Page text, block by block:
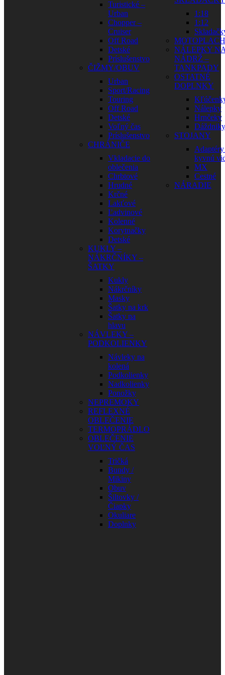
Turistické –
Urban
Chopper –
Cruiser
Off Road
Detské
Príslušenstvo
ČIŽMY/OBUV
Urban
Sport/Racing
Touring
Off Road
Detské
Voľný čas
Príslušenstvo
CHRÁNIČE
Vkladacie do
oblečenia
Chrbtové
Hrudné
Krčné
Lakťové
Ľadvinové
Kolenné
Korytnačky
Detské
KUKLY –
NÁKRČNÍKY –
ŠATKY
Kukly
Nákrčníky
Masky
Šatky na krk
Šatky na
hlavu
NÁVLEKY –
PODKOLIENKY
Návleky na
kolená
Podkolienky
Nadkolienky
Ponožky
NEPREMOKY
REFLEXNÉ
OBLEČENIE
TERMOPRÁDLO
OBLEČENIE
VOĽNÝ ČAS
Tričká
Bundy /
Mikiny
Obuv
Šiltovky /
Čiapky
Okuliare
Doplnky
1:18
1:12
NÁLEPKY
NÁDRŽ –
TANKPADY
OSTATNÉ
DOPLNKY
Nálepky
Hrnčeky
Dáždniky
STOJANY
kyvnú
MX
Cestné
NÁRADIE